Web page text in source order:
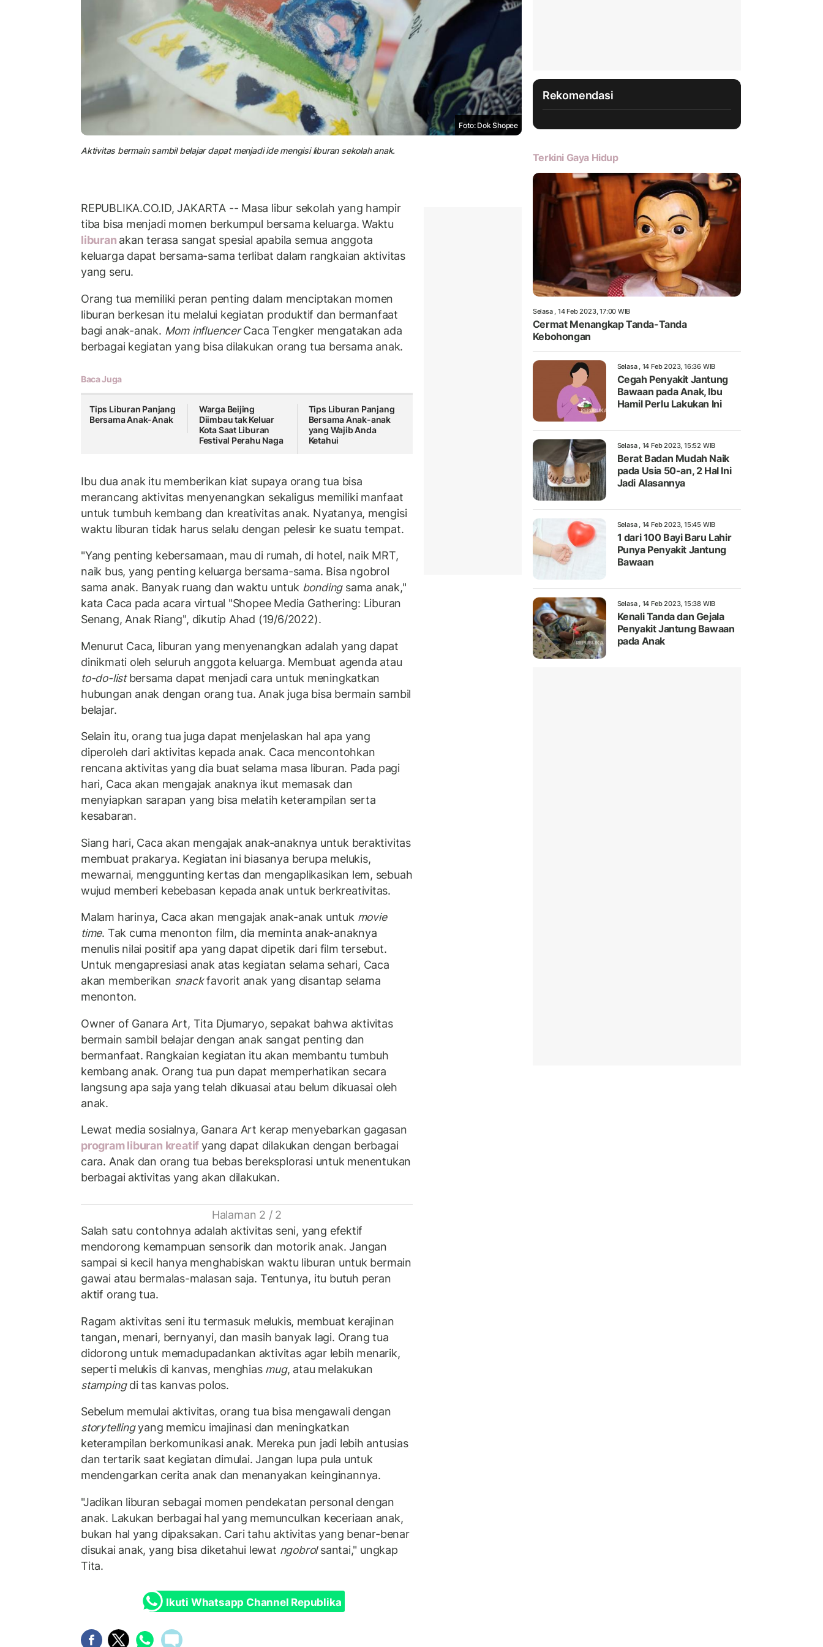
Foto: Dok Shopee
Aktivitas bermain sambil belajar dapat menjadi ide mengisi liburan sekolah anak.
REPUBLIKA.CO.ID, JAKARTA -- Masa libur sekolah yang hampir
tiba bisa menjadi momen berkumpul bersama keluarga. Waktu
liburan akan terasa sangat spesial apabila semua anggota
keluarga dapat bersama-sama terlibat dalam rangkaian aktivitas
yang seru.
Orang tua memiliki peran penting dalam menciptakan momen
liburan berkesan itu melalui kegiatan produktif dan bermanfaat
bagi anak-anak. Mom influencerCaca Tengker mengatakan ada
berbagai kegiatan yang bisa dilakukan orang tua bersama anak.
Baca Juga
Tips Liburan Panjang
Bersama Anak-Anak
Warga Beijing
Diimbau tak Keluar
Kota Saat Liburan
Festival Perahu Naga
Tips Liburan Panjang
Bersama Anak-anak
yang Wajib Anda
Ketahui
Ibu dua anak itu memberikan kiat supaya orang tua bisa
merancang aktivitas menyenangkan sekaligus memiliki manfaat
untuk tumbuh kembang dan kreativitas anak. Nyatanya, mengisi
waktu liburan tidak harus selalu dengan pelesir ke suatu tempat.
"Yang penting kebersamaan, mau di rumah, di hotel, naik MRT,
naik bus, yang penting keluarga bersama-sama. Bisa ngobrol
sama anak. Banyak ruang dan waktu untuk bondingsama anak,"
kata Caca pada acara virtual "Shopee Media Gathering: Liburan
Senang, Anak Riang", dikutip Ahad (19/6/2022).
Menurut Caca, liburan yang menyenangkan adalah yang dapat
dinikmati oleh seluruh anggota keluarga. Membuat agenda atau
to-do-listbersama dapat menjadi cara untuk meningkatkan
hubungan anak dengan orang tua. Anak juga bisa bermain sambil
belajar.
Selain itu, orang tua juga dapat menjelaskan hal apa yang
diperoleh dari aktivitas kepada anak. Caca mencontohkan
rencana aktivitas yang dia buat selama masa liburan. Pada pagi
hari, Caca akan mengajak anaknya ikut memasak dan
menyiapkan sarapan yang bisa melatih keterampilan serta
kesabaran.
Siang hari, Caca akan mengajak anak-anaknya untuk beraktivitas
membuat prakarya. Kegiatan ini biasanya berupa melukis,
mewarnai, menggunting kertas dan mengaplikasikan lem, sebuah
wujud memberi kebebasan kepada anak untuk berkreativitas.
Malam harinya, Caca akan mengajak anak-anak untuk movie
time. Tak cuma menonton film, dia meminta anak-anaknya
menulis nilai positif apa yang dapat dipetik dari film tersebut.
Untuk mengapresiasi anak atas kegiatan selama sehari, Caca
akan memberikan snackfavorit anak yang disantap selama
menonton.
Owner of Ganara Art, Tita Djumaryo, sepakat bahwa aktivitas
bermain sambil belajar dengan anak sangat penting dan
bermanfaat. Rangkaian kegiatan itu akan membantu tumbuh
kembang anak. Orang tua pun dapat memperhatikan secara
langsung apa saja yang telah dikuasai atau belum dikuasai oleh
anak.
Lewat media sosialnya, Ganara Art kerap menyebarkan gagasan
program liburan kreatifyang dapat dilakukan dengan berbagai
cara. Anak dan orang tua bebas bereksplorasi untuk menentukan
berbagai aktivitas yang akan dilakukan.
Halaman 2 / 2
Salah satu contohnya adalah aktivitas seni, yang efektif
mendorong kemampuan sensorik dan motorik anak. Jangan
sampai si kecil hanya menghabiskan waktu liburan untuk bermain
gawai atau bermalas-malasan saja. Tentunya, itu butuh peran
aktif orang tua.
Ragam aktivitas seni itu termasuk melukis, membuat kerajinan
tangan, menari, bernyanyi, dan masih banyak lagi. Orang tua
didorong untuk memadupadankan aktivitas agar lebih menarik,
seperti melukis di kanvas, menghias mug, atau melakukan
stampingdi tas kanvas polos.
Sebelum memulai aktivitas, orang tua bisa mengawali dengan
storytellingyang memicu imajinasi dan meningkatkan
keterampilan berkomunikasi anak. Mereka pun jadi lebih antusias
dan tertarik saat kegiatan dimulai. Jangan lupa pula untuk
mendengarkan cerita anak dan menanyakan keinginannya.
"Jadikan liburan sebagai momen pendekatan personal dengan
anak. Lakukan berbagai hal yang memunculkan keceriaan anak,
bukan hal yang dipaksakan. Cari tahu aktivitas yang benar-benar
disukai anak, yang bisa diketahui lewat ngobrolsantai," ungkap
Tita.
Ikuti Whatsapp Channel Republika
Rekomendasi
Terkini Gaya Hidup
Selasa , 14 Feb 2023, 17:00 WIB
Cermat Menangkap Tanda-Tanda
Kebohongan
Selasa , 14 Feb 2023, 16:36 WIB
Cegah Penyakit Jantung
Bawaan pada Anak, Ibu
Hamil Perlu Lakukan Ini
Selasa , 14 Feb 2023, 15:52 WIB
Berat Badan Mudah Naik
pada Usia 50-an, 2 Hal Ini
Jadi Alasannya
Selasa , 14 Feb 2023, 15:45 WIB
1 dari 100 Bayi Baru Lahir
Punya Penyakit Jantung
Bawaan
Selasa , 14 Feb 2023, 15:38 WIB
Kenali Tanda dan Gejala
Penyakit Jantung Bawaan
pada Anak